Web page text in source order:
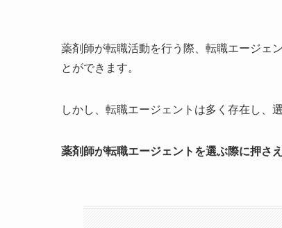
薬剤師が転職活動を行う際、転職エージェ
とができます。
しかし、転職エージェントは多く存在し、
薬剤師が転職エージェントを選ぶ際に押さ